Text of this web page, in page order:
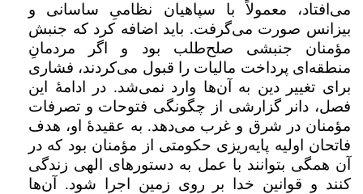
می‌‍‌افتاد، معمولاً با سپاهیان نظامیِ ساسانی و
بیزانس صورت می‌گرفت. باید اضافه کرد که جنبش
مؤمنان جنبشی صلح‌طلب بود و اگر مردمانِ
منطقه‌ای پرداخت مالیات را قبول می‌کردند، فشاری
برای تغییر دین به آن‌ها وارد نمی‌شد. در ادامهٔ این
فصل، دانر گزارشی از چگونگی فتوحات و تصرفات
مؤمنان در شرق و غرب می‌دهد. به عقیدۀ او، هدف
فاتحان اولیه پایه‌ریزی حکومتی از مؤمنان بود که در
آن همگی بتوانند با عمل به دستورهای الهی زندگی
کنند و قوانین خدا بر روی زمین اجرا شود. آن‌ها